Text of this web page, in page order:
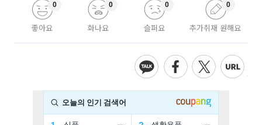
좋아요
0
화나요
0
슬퍼요
0
추가취재 원해요
0